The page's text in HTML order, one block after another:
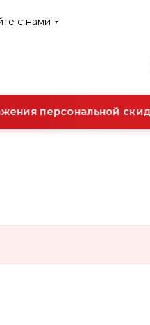
с нами
персональной